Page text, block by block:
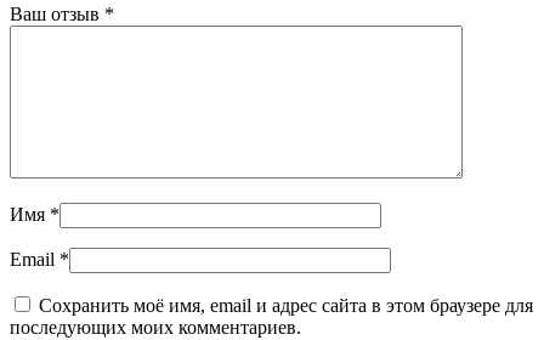
Ваш отзыв *
Имя *
Email *
Сохранить моё имя, email и адрес сайта в этом браузере для
последующих моих комментариев.